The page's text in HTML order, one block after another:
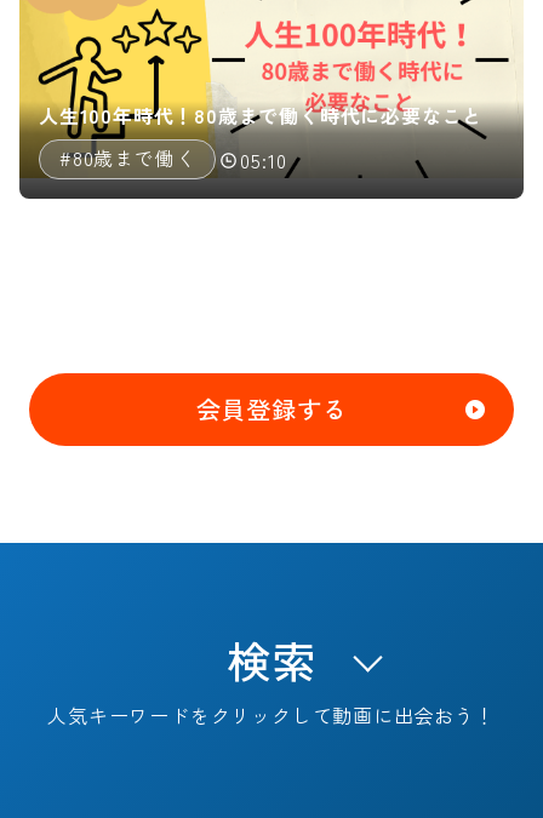
人生100年時代！80歳まで働く時代に必要なこと
#80歳まで働く
05:10
会員登録する
検索
人気キーワードをクリックして動画に出会おう！